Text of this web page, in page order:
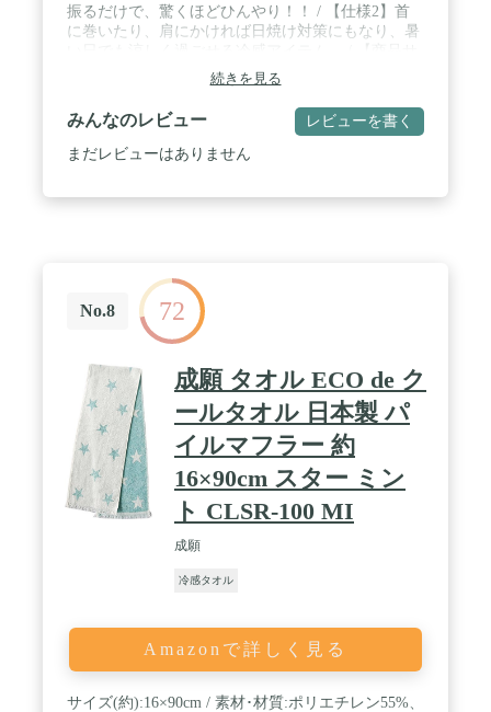
振るだけで、驚くほどひんやり！！ / 【仕様2】首
に巻いたり、肩にかければ日焼け対策にもなり、暑
イズ】約W70×H30cm / 【キャラクター】すみっコぐ
続きを見る
みんなのレビュー レビューを書く
まだレビューはありません
No.8 72
成願 タオル ECO de ク
ールタオル 日本製 パ
イルマフラー 約
16×90cm スター ミン
ト CLSR-100 MI
成願
冷感タオル
Amazonで詳しく見る
サイズ(約):16×90cm / 素材･材質:ポリエチレン55%、